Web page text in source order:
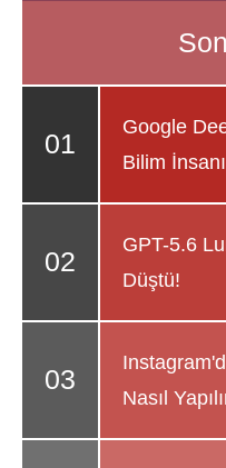
Google
Bilim
GPT-5.6
Düştü!
Nasıl